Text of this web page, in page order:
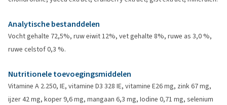
Analytische bestanddelen
Vocht gehalte 72,5%, ruw eiwit 12%, vet gehalte 8%, ruwe as 3,0 %,
ruwe celstof 0,3 %.
Nutritionele toevoegingsmiddelen
Vitamine A 2.250, IE, vitamine D3 328 IE, vitamine E26 mg, zink 67 mg,
ijzer 42 mg, koper 9,6 mg, mangaan 6,3 mg, Iodine 0,71 mg, selenium